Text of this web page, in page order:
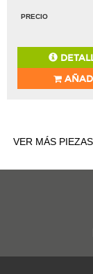
PRECIO
VER MÁS